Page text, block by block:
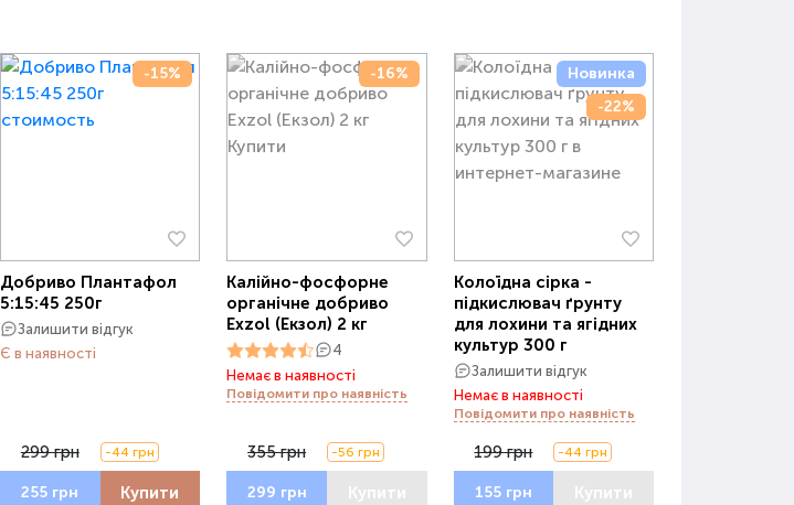
-15%
Добриво Плантафол
5:15:45 250г
Залишити відгук
Є в наявності
299 грн -44 грн
255 грн Купити
-16%
Калійно-фосфорне
органічне добриво
Exzol (Екзол) 2 кг
4
Немає в наявності
Повідомити про наявність
355 грн -56 грн
299 грн Купити
Новинка
-22%
Колоїдна сірка -
підкислювач ґрунту
для лохини та ягідних
культур 300 г
Залишити відгук
Немає в наявності
Повідомити про наявність
199 грн -44 грн
155 грн Купити